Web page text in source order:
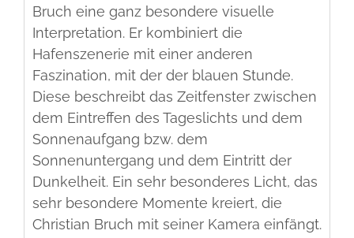
Bruch eine ganz besondere visuelle
Interpretation. Er kombiniert die
Hafenszenerie mit einer anderen
Faszination, mit der der blauen Stunde.
Diese beschreibt das Zeitfenster zwischen
dem Eintreffen des Tageslichts und dem
Sonnenaufgang bzw. dem
Sonnenuntergang und dem Eintritt der
Dunkelheit. Ein sehr besonderes Licht, das
sehr besondere Momente kreiert, die
Christian Bruch mit seiner Kamera einfängt.